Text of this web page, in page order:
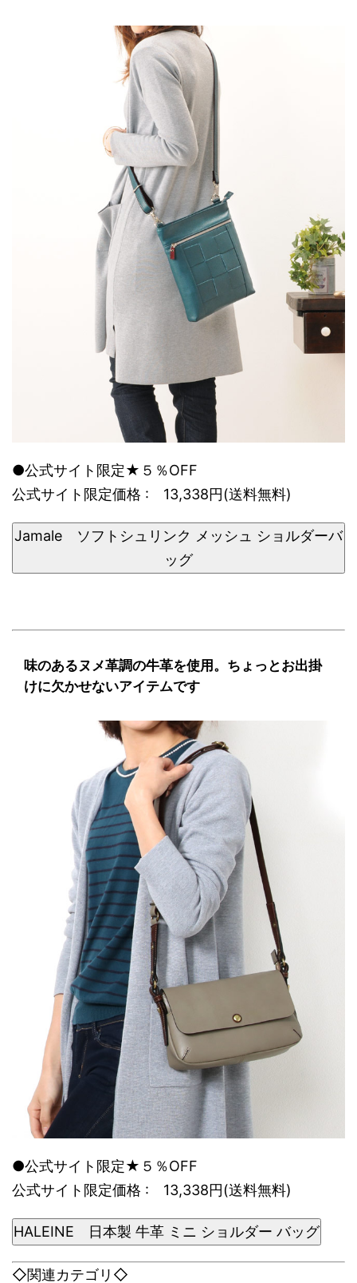
●公式サイト限定★５％OFF
公式サイト限定価格 : 13,338円(送料無料)
Jamale ソフトシュリンク メッシュ ショルダーバ
ッグ
味のあるヌメ革調の牛革を使用。ちょっとお出掛
けに欠かせないアイテムです
●公式サイト限定★５％OFF
公式サイト限定価格 : 13,338円(送料無料)
HALEINE 日本製 牛革 ミニ ショルダー バッグ
◇関連カテゴリ◇